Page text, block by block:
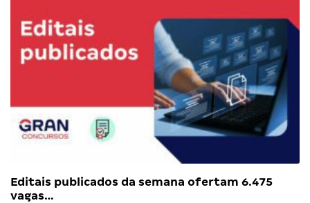
Editais publicados da semana ofertam 6.475
vagas…